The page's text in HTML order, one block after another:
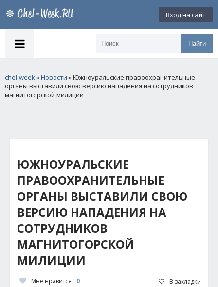
Вход на сайт
Найти
chel-week»Новости » Южноуральские правоохранительные
органы выставили свою версию нападения на сотрудников
магнитогорской милиции
ЮЖНОУРАЛЬСКИЕ
ПРАВООХРАНИТЕЛЬНЫЕ
ОРГАНЫ ВЫСТАВИЛИ СВОЮ
ВЕРСИЮ НАПАДЕНИЯ НА
СОТРУДНИКОВ
МАГНИТОГОРСКОЙ
МИЛИЦИИ
Мне нравится 0 В закладки